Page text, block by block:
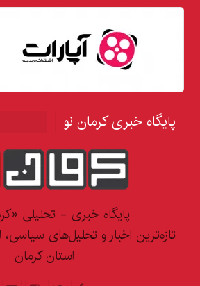
پایگاه خبری کرمان نو
پایگاه خبری - تحلیلی
تازه‌ترین اخبار و تحلیل‌های
استان کرمان